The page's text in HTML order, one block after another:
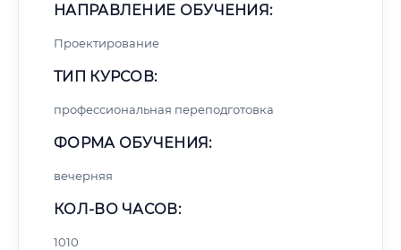
НАПРАВЛЕНИЕ ОБУЧЕНИЯ:
Проектирование
ТИП КУРСОВ:
профессиональная переподготовка
ФОРМА ОБУЧЕНИЯ:
вечерняя
КОЛ-ВО ЧАСОВ:
1010